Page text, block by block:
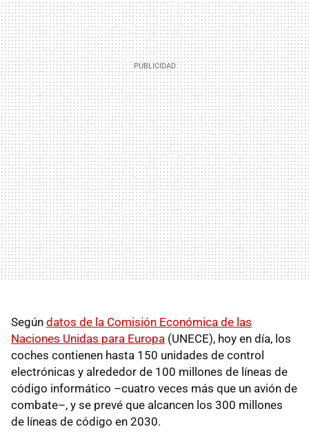
Según datos de la Comisión Económica de las
Naciones Unidas para Europa (UNECE), hoy en día, los
coches contienen hasta 150 unidades de control
electrónicas y alrededor de 100 millones de líneas de
código informático –cuatro veces más que un avión de
combate–, y se prevé que alcancen los 300 millones
de líneas de código en 2030.